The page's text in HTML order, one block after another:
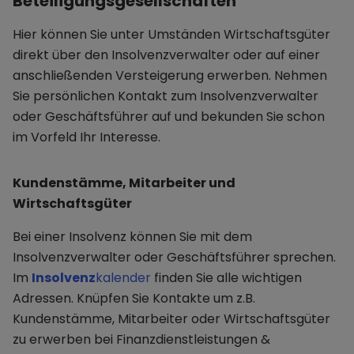
Hier können Sie unter Umständen Wirtschaftsgüter
direkt über den Insolvenzverwalter oder auf einer
anschließenden Versteigerung erwerben. Nehmen
Sie persönlichen Kontakt zum Insolvenzverwalter
oder Geschäftsführer auf und bekunden Sie schon
im Vorfeld Ihr Interesse.
Kundenstämme, Mitarbeiter und
Wirtschaftsgüter
Bei einer Insolvenz können Sie mit dem
Insolvenzverwalter oder Geschäftsführer sprechen.
Im Insolvenzkalender finden Sie alle wichtigen
Adressen. Knüpfen Sie Kontakte um z.B.
Kundenstämme, Mitarbeiter oder Wirtschaftsgüter
zu erwerben bei Finanzdienstleistungen &